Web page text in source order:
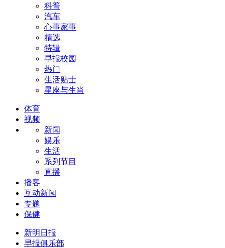
科普
汽车
心事家事
精选
特辑
早报校园
热门
生活贴士
星座与生肖
体育
视频
新闻
娱乐
生活
系列节目
直播
播客
互动新闻
专题
保健
新明日报
早报俱乐部